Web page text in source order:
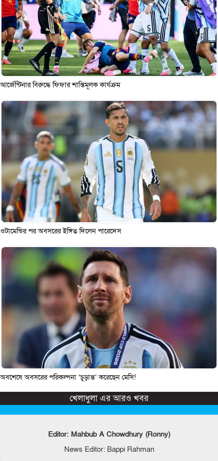
আর্জেন্টিনার বিরুদ্ধে ফিফার শাস্তিমূলক কার্যক্রম
ওটামেন্ডির পর অবসরের ইঙ্গিত দিলেন পারেদেস
অবশেষে অবসরের পরিকল্পনা ‘চূড়ান্ত’ করেছেন মেসি!
খেলাধুলা এর আরও খবর
Editor: Mahbub A Chowdhury (Ronny)
News Editor: Bappi Rahman